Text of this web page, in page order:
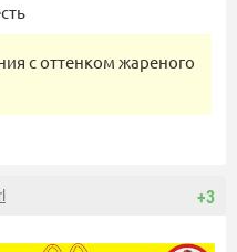
с оттенком жареного
+3